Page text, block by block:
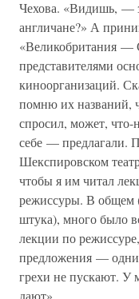
Чехова. «Видишь, —
англичане?» А
«Великобритания —
представителями
киноорганизаций.
помню их названий,
спросил, может, что-
себе — предлагали.
Шекспировском
чтобы я им читал
режиссуры. В общем
штука), много было
лекции по
предложения —
грехи не пускают. У
дают».